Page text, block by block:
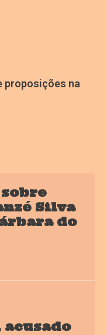
proposições na
Silva
do
acusado